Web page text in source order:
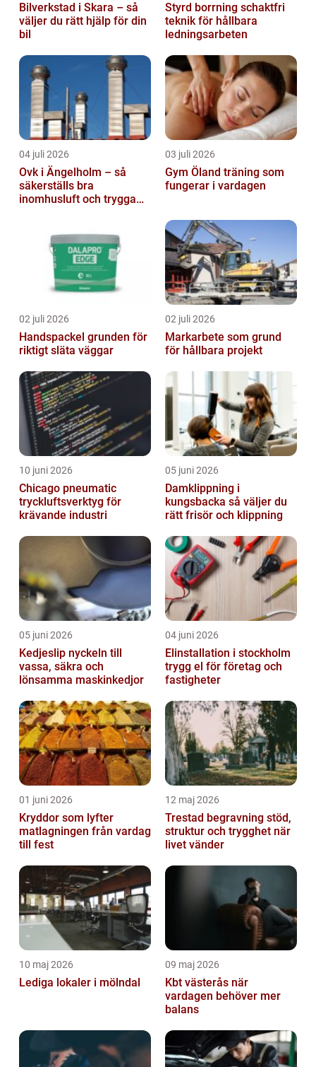
Bilverkstad i Skara – så
väljer du rätt hjälp för din
bil
Styrd borrning schaktfri
teknik för hållbara
ledningsarbeten
04 juli 2026
Ovk i Ängelholm – så
säkerställs bra
inomhusluft och trygga
03 juli 2026
Gym Öland träning som
fungerar i vardagen
02 juli 2026
Handspackel grunden för
riktigt släta väggar
02 juli 2026
Markarbete som grund
för hållbara projekt
10 juni 2026
Chicago pneumatic
tryckluftsverktyg för
krävande industri
05 juni 2026
Damklippning i
kungsbacka så väljer du
rätt frisör och klippning
05 juni 2026
Kedjeslip nyckeln till
vassa, säkra och
lönsamma maskinkedjor
04 juni 2026
Elinstallation i stockholm
trygg el för företag och
fastigheter
01 juni 2026
Kryddor som lyfter
matlagningen från vardag
till fest
12 maj 2026
Trestad begravning stöd,
struktur och trygghet när
livet vänder
10 maj 2026
Lediga lokaler i mölndal
09 maj 2026
Kbt västerås när
vardagen behöver mer
balans